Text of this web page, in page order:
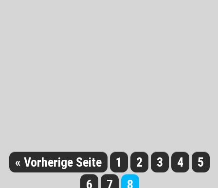
« Vorherige Seite 1 2 3 4
5
6
7 8